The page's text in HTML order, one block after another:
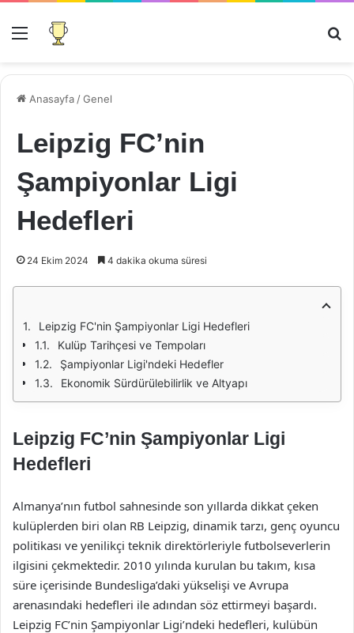
Menü
Anasayfa /Genel
Leipzig FC’nin
Şampiyonlar Ligi
Hedefleri
24 Ekim 2024 4 dakika okuma süresi
Leipzig FC'nin Şampiyonlar Ligi Hedefleri
Kulüp Tarihçesi ve Tempoları
Şampiyonlar Ligi'ndeki Hedefler
Ekonomik Sürdürülebilirlik ve Altyapı
Leipzig FC’nin Şampiyonlar Ligi
Hedefleri
Almanya’nın futbol sahnesinde son yıllarda dikkat çeken
kulüplerden biri olan RB Leipzig, dinamik tarzı, genç oyuncu
politikası ve yenilikçi teknik direktörleriyle futbolseverlerin
ilgisini çekmektedir. 2010 yılında kurulan bu takım, kısa
süre içerisinde Bundesliga’daki yükselişi ve Avrupa
arenasındaki hedefleri ile adından söz ettirmeyi başardı.
Leipzig FC’nin Şampiyonlar Ligi’ndeki hedefleri, kulübün